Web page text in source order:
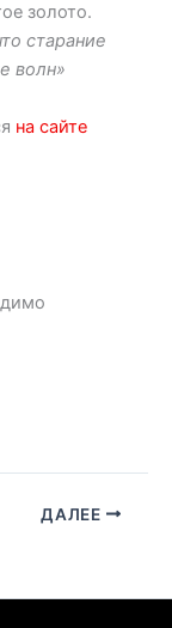
золото.
старание
волн»
на сайте
ДАЛЕЕ